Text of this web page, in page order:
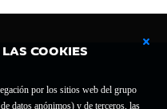
COOKIES
por los sitios web del grupo
datos anónimos) y de terceros, las